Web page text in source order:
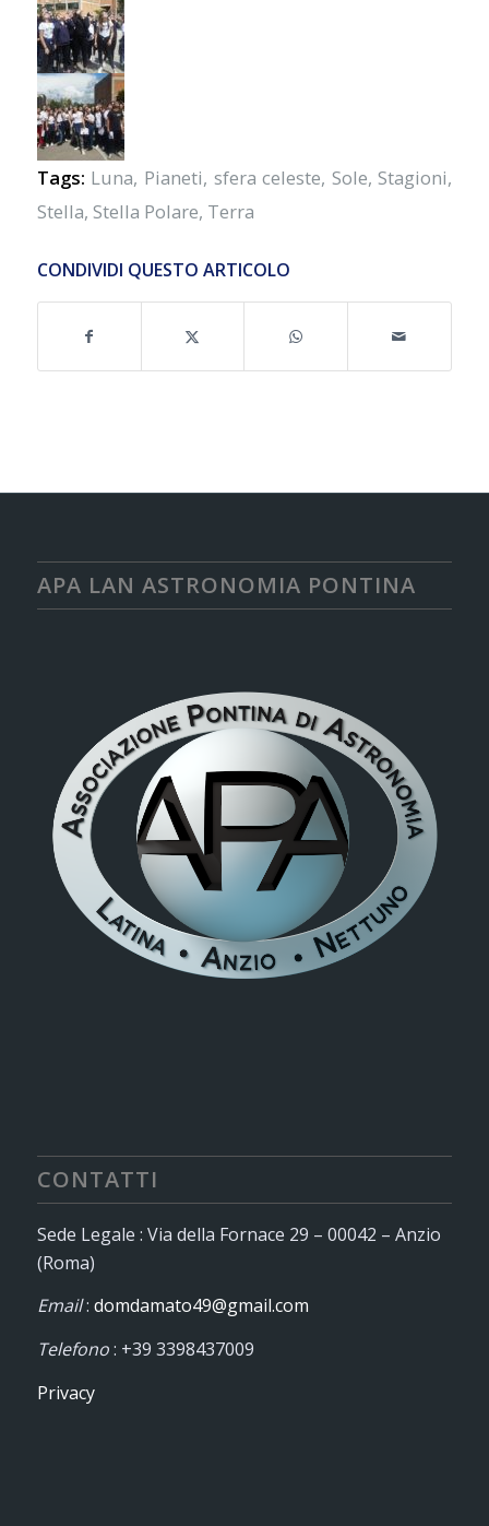
Tags: Luna, Pianeti, sfera celeste, Sole,Stagioni,
Stella, Stella Polare, Terra
CONDIVIDI QUESTO ARTICOLO
APA LAN ASTRONOMIA PONTINA
CONTATTI
Sede Legale : Via della Fornace 29 – 00042 – Anzio
(Roma)
Email: domdamato49@gmail.com
Telefono: +39 3398437009
Privacy